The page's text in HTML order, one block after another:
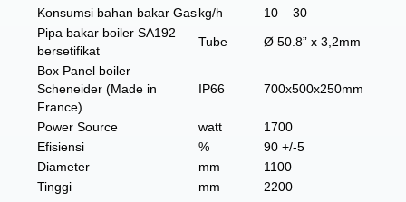
Konsumsi bahan bakar Gaskg/h
10 – 30
Pipa bakar boiler SA192
bersetifikat
Tube
Ø 50.8” x 3,2mm
Box Panel boiler
Scheneider (Made in
France)
IP66 700x500x250mm
Power Source watt
1700
Efisiensi
%
90 +/-5
Diameter
mm
1100
Tinggi
mm
2200